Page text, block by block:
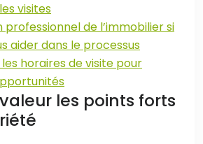
visites
professionnel de l’immobilier si
aider dans le processus
horaires de visite pour
les points forts